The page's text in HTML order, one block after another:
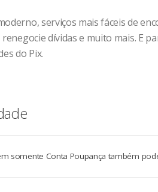
serviços mais fáceis de
dívidas e muito mais. E
do Pix.
somente Conta Poupança também